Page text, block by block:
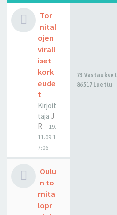
Tor
nital
ojen
virall
iset
kork
eude
t
Kirjoit
taja J
R - 19.
11.09 1
7:06
73 Vastaukset
86517 Luettu
Oulu
n to
rnita
lopr